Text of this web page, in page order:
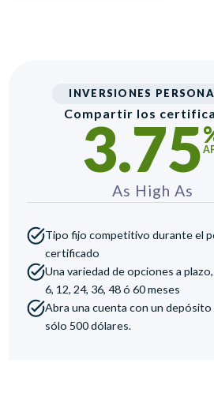
INVERSIONES
Compartir los
3.75
As High As
Tipo fijo competitivo durante el
certificado
Una variedad de opciones a
6, 12, 24, 36, 48 ó 60 meses
Abra una cuenta con un depósito
sólo 500 dólares.